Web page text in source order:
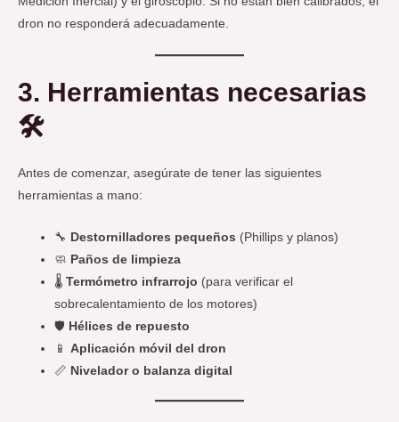
dron no responderá adecuadamente.
3. Herramientas necesarias
🛠️
Antes de comenzar, asegúrate de tener las siguientes
herramientas a mano:
🔧 Destornilladores pequeños (Phillips y planos)
🧼 Paños de limpieza
🌡️Termómetro infrarrojo (para verificar el
sobrecalentamiento de los motores)
🛡️ Hélices de repuesto
📱Aplicación móvil del dron
📏 Nivelador o balanza digital